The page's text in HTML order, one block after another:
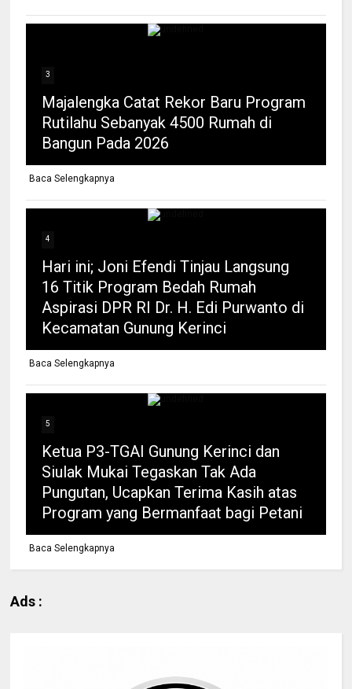
3
Majalengka Catat Rekor Baru Program
Rutilahu Sebanyak 4500 Rumah di
Bangun Pada 2026
Baca Selengkapnya
4
Hari ini; Joni Efendi Tinjau Langsung
16 Titik Program Bedah Rumah
Aspirasi DPR RI Dr. H. Edi Purwanto di
Kecamatan Gunung Kerinci
Baca Selengkapnya
5
Ketua P3-TGAI Gunung Kerinci dan
Siulak Mukai Tegaskan Tak Ada
Pungutan, Ucapkan Terima Kasih atas
Program yang Bermanfaat bagi Petani
Baca Selengkapnya
Ads :